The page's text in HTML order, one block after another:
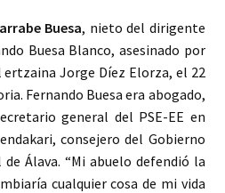
Buesa, nieto del dirigente
Buesa Blanco, asesinado por
Jorge Díez Elorza, el 22
Fernando Buesa era abogado,
general del PSE-EE en
consejero del Gobierno
Álava. “Mi abuelo defendió la
cualquier cosa de mi vida